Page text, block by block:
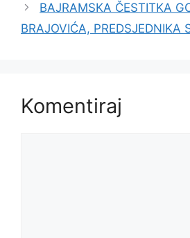
BAJRAMSKA ČESTITKA
BRAJOVIĆA, PREDSJEDNIKA
Komentiraj